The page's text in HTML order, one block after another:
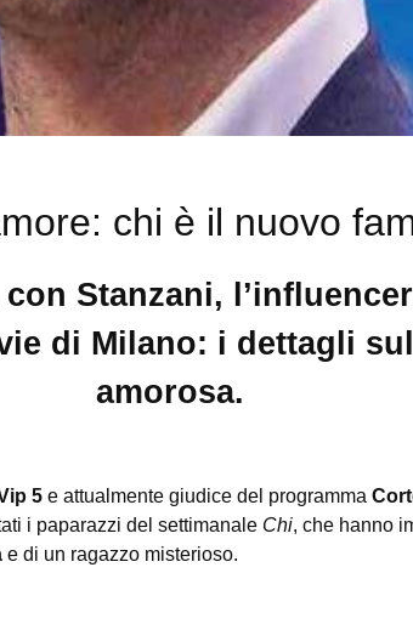
chi è il nuovo
Stanzani,
di Milano: i dettagli
amorosa.
5 e attualmente giudice del programma
i paparazzi del settimanale Chi, che hanno
e di un ragazzo misterioso.